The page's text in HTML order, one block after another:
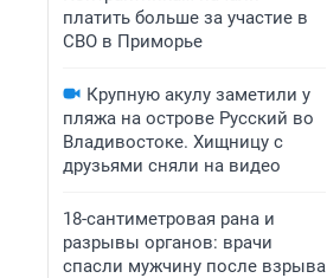
платить больше за участие в
СВО в Приморье
Крупную акулу заметили у
пляжа на острове Русский во
Владивостоке. Хищницу с
друзьями сняли на видео
18-сантиметровая рана и
разрывы органов: врачи
спасли мужчину после взрыва